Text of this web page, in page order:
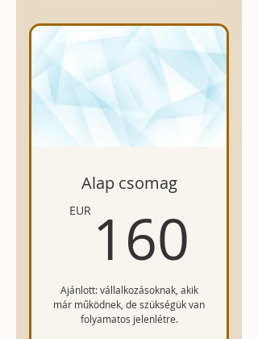
létrehozása és beállítása
hangulatmeghatározás
Facebook borítókép és
logó tervezés
poszt elkészítése
Rövid konzultáció a
további lehetőségekről
Alap csomag
EUR 160
Ajánlott: vállalkozásoknak, akik
már működnek, de szükségük van
folyamatos jelenlétre.